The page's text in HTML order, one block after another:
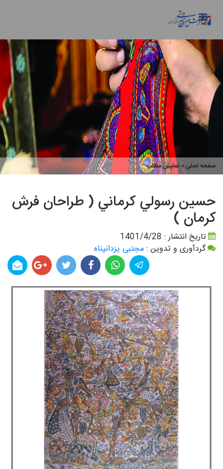
صفحه اصلی> نمایش مطلب
حسين رسولي كرماني ( طراحان فرش
کرمان )
تاریخ انتشار : 1401/4/28
گردآوری و تدوین :مجتبی یزدانپناه